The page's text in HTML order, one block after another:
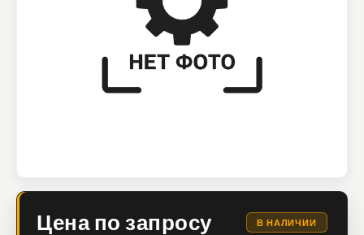
Цена по запросу В НАЛИЧИИ